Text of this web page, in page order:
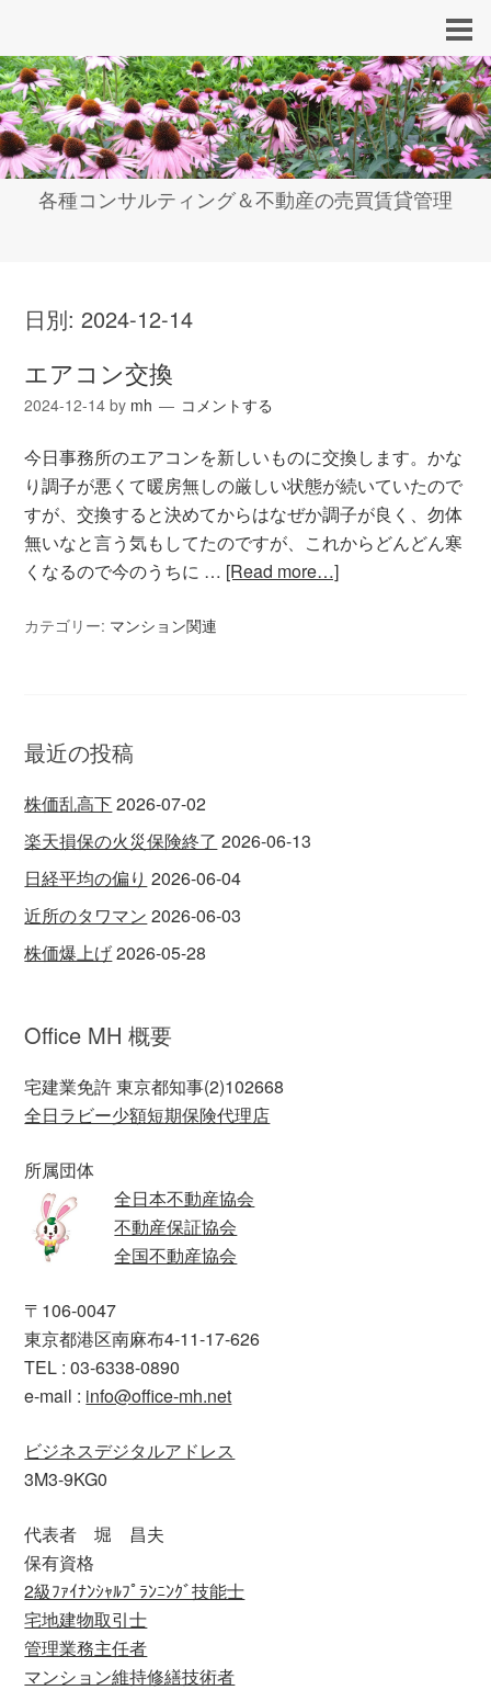
各種コンサルティング＆不動産の売買賃貸管理
日別:2024-12-14
エアコン交換
2024-12-14 by mh コメントする
今日事務所のエアコンを新しいものに交換します。かな
り調子が悪くて暖房無しの厳しい状態が続いていたので
すが、交換すると決めてからはなぜか調子が良く、勿体
無いなと言う気もしてたのですが、これからどんどん寒
くなるので今のうちに … [Read more…]
カテゴリー: マンション関連
最近の投稿
株価乱高下2026-07-02
楽天損保の火災保険終了 2026-06-13
日経平均の偏り 2026-06-04
近所のタワマン 2026-06-03
株価爆上げ2026-05-28
Office MH 概要
宅建業免許 東京都知事(2)102668
全日ラビー少額短期保険代理店
所属団体
全日本不動産協会
不動産保証協会
全国不動産協会
〒106-0047
東京都港区南麻布4-11-17-626
TEL : 03-6338-0890
e-mail : info@office-mh.net
ビジネスデジタルアドレス
3M3-9KG0
代表者 堀 昌夫
保有資格
2級ﾌｧｲﾅﾝｼｬﾙﾌﾟﾗﾝﾆﾝｸﾞ技能士
宅地建物取引士
管理業務主任者
マンション維持修繕技術者